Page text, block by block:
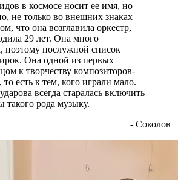
в космосе носит ее имя, но
не только во внешних знаках
что она возглавила оркестр,
29 лет. Она много
поэтому послужной список
Она одной из первых
к творчеству композиторов-
есть к тем, кого играли мало.
всегда старалась включить
такого рода музыку.
- Соколов